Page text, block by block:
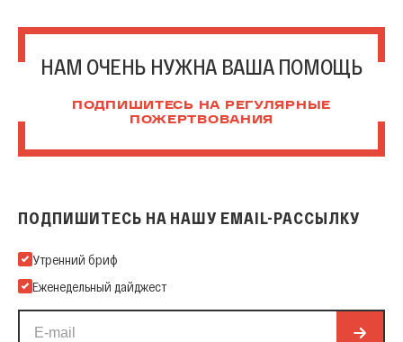
НАМ ОЧЕНЬ НУЖНА ВАША ПОМОЩЬ
ПОДПИШИТЕСЬ НА РЕГУЛЯРНЫЕ
ПОЖЕРТВОВАНИЯ
ПОДПИШИТЕСЬ НА НАШУ EMAIL-РАССЫЛКУ
Подпишитесь на нашу Email-рассылку
Утренний бриф
Еженедельный дайджест